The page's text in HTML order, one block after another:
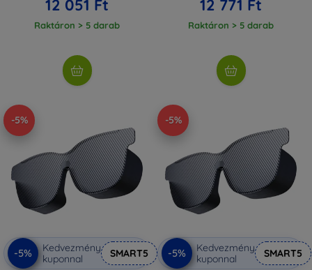
12 051 Ft
Raktáron > 5 darab
12 771 Ft
Raktáron > 5 darab
-5%
-5%
Kedvezmény
kuponnal
SMART5
-5%
-5%
Kedvezmény
kuponnal
SMART5